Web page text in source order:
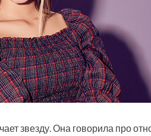
звезду. Она говорила про